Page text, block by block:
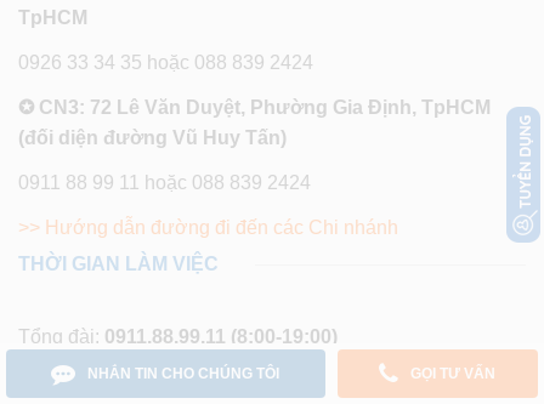
TpHCM
0926 33 34 35 hoặc 088 839 2424
✪ CN3: 72 Lê Văn Duyệt, Phường Gia Định, TpHCM
(đối diện đường Vũ Huy Tấn)
0911 88 99 11 hoặc 088 839 2424
>> Hướng dẫn đường đi đến các Chi nhánh
THỜI GIAN LÀM VIỆC
Tổng đài: 0911.88.99.11 (8:00-19:00)
(Phím 1: Tư vấn báo giá, Phím 2: Hỏi tình trạng máy, Phím
3: Phản ánh chất lượng)
NHẮN TIN CHO CHÚNG TÔI GỌI TƯ VẤN